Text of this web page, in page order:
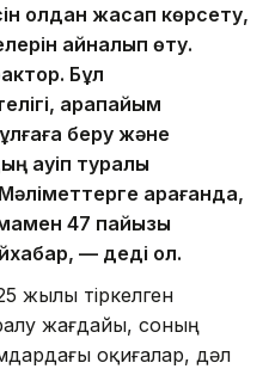
қолдан жасап көрсету,
айналып өту.
Бұл
қарапайым
беру және
қауіп туралы
Мәліметтерге қарағанда,
47 пайызы
— деді ол.
жылы тіркелген
жағдайы, соның
оқиғалар, дәл